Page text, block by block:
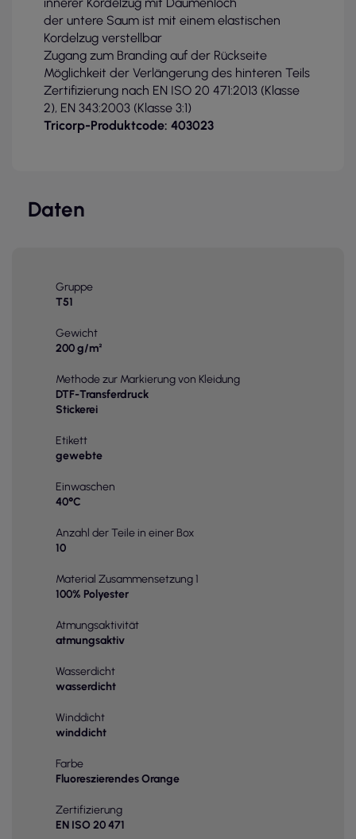
der untere Saum ist mit einem elastischen
Kordelzug verstellbar
Zugang zum Branding auf der Rückseite
Möglichkeit der Verlängerung des hinteren Teils
Zertifizierung nach EN ISO 20 471:2013 (Klasse
2), EN 343:2003 (Klasse 3:1)
Tricorp-Produktcode: 403023
Daten
Gruppe
T51
Gewicht
200 g/m²
Methode zur Markierung von Kleidung
DTF-Transferdruck
Stickerei
Etikett
gewebte
Einwaschen
40°C
Anzahl der Teile in einer Box
10
Material Zusammensetzung 1
100% Polyester
Atmungsaktivität
atmungsaktiv
Wasserdicht
wasserdicht
Winddicht
winddicht
Farbe
Fluoreszierendes Orange
Zertifizierung
EN ISO 20 471